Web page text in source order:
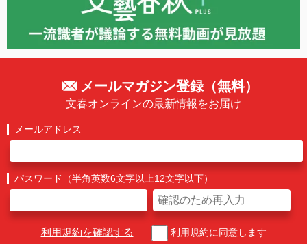
メールマガジン登録（無料）
文春オンラインの最新情報をお届け
メールアドレス
パスワード（半角英数6文字以上12文字以下）
利用規約を確認する 利用規約に同意します